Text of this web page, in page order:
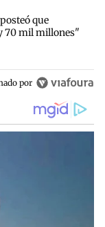
para 'atajar'
que
70 mil millones"
por